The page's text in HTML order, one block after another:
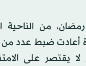
من الناحية
أعادت ضبط عدد
لا يقتصر على